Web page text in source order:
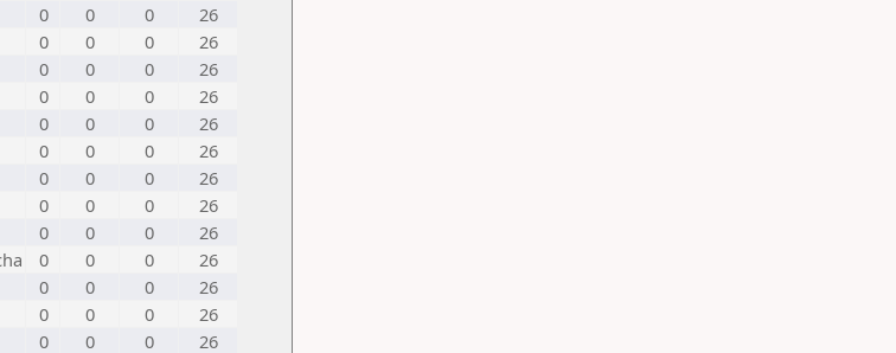
0 0 0
26
0 0 0
26
0 0 0
26
0 0 0
26
0 0 0
26
0 0 0
26
0 0 0
26
0 0 0
26
0 0 0
26
0 0 0
26
0 0 0
26
0 0 0
26
0 0 0 26